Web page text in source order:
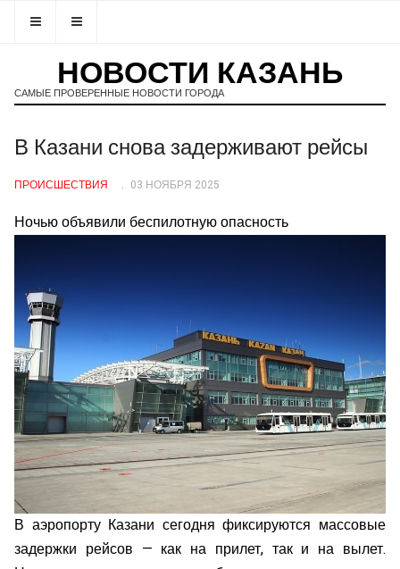
НОВОСТИ КАЗАНЬ
САМЫЕ ПРОВЕРЕННЫЕ НОВОСТИ ГОРОДА
В Казани снова задерживают рейсы
ПРОИСШЕСТВИЯ 03 НОЯБРЯ 2025
Ночью объявили беспилотную опасность
В аэропорту Казани сегодня фиксируются массовые
задержки рейсов — как на прилет, так и на вылет.